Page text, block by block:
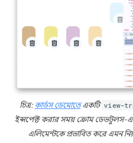
চিত্র:কার্ডস ডেমোতেএকটি view-
ইন্সপেক্ট করার সময় ক্রোম ডেভটুলস-
এলিমেন্টকে প্রভাবিত করে এমন